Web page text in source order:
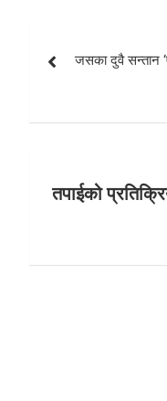
navigation
जसका दुवै सन्तान
तपाईको